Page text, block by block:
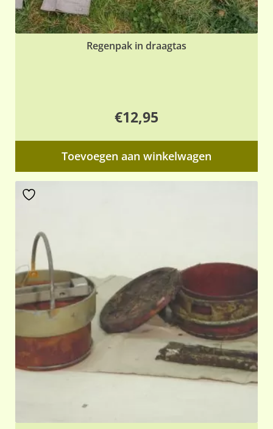
Regenpak in draagtas
€12,95
Toevoegen aan winkelwagen